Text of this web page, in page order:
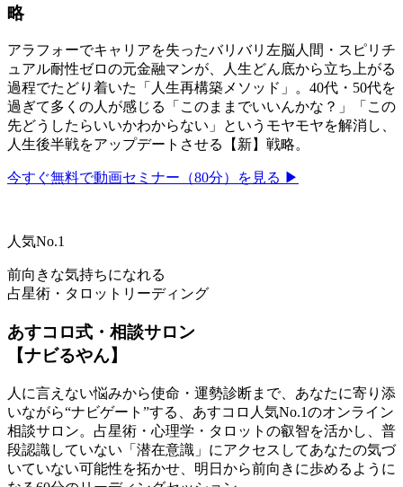
略
アラフォーでキャリアを失ったバリバリ左脳人間・スピリチ
ュアル耐性ゼロの元金融マンが、人生どん底から立ち上がる
過程でたどり着いた「人生再構築メソッド」。40代・50代を
過ぎて多くの人が感じる「このままでいいんかな？」「この
先どうしたらいいかわからない」というモヤモヤを解消し、
人生後半戦をアップデートさせる【新】戦略。
今すぐ無料で動画セミナー（80分）を見る ▶
人気No.1
前向きな気持ちになれる
占星術・タロットリーディング
あすコロ式・相談サロン
【ナビるやん】
人に言えない悩みから使命・運勢診断まで、あなたに寄り添
いながら“ナビゲート”する、あすコロ人気No.1のオンライン
相談サロン。占星術・心理学・タロットの叡智を活かし、普
段認識していない「潜在意識」にアクセスしてあなたの気づ
いていない可能性を拓かせ、明日から前向きに歩めるように